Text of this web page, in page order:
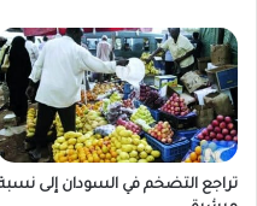
تراجع التضخم في السودان إلى